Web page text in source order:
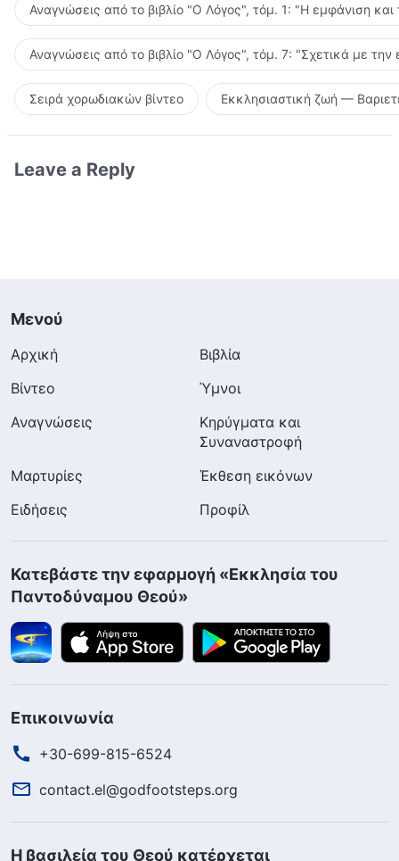
Αναγνώσεις από το βιβλίο "Ο Λόγος", τόμ. 1: "Η εμφάνιση
Αναγνώσεις από το βιβλίο "Ο Λόγος", τόμ. 7: "Σχετικά με την
Σειρά χορωδιακών βίντεο Εκκλησιαστική ζωή —
Leave a Reply
Μενού
Αρχική
Βιβλία
Βίντεο
Ύμνοι
Αναγνώσεις
Κηρύγματα και
Συναναστροφή
Μαρτυρίες
Έκθεση εικόνων
Ειδήσεις
Προφίλ
Κατεβάστε την εφαρμογή «Εκκλησία του
Παντοδύναμου Θεού»
Επικοινωνία
+30-699-815-6524
contact.el@godfootsteps.org
Η βασιλεία του Θεού κατέρχεται